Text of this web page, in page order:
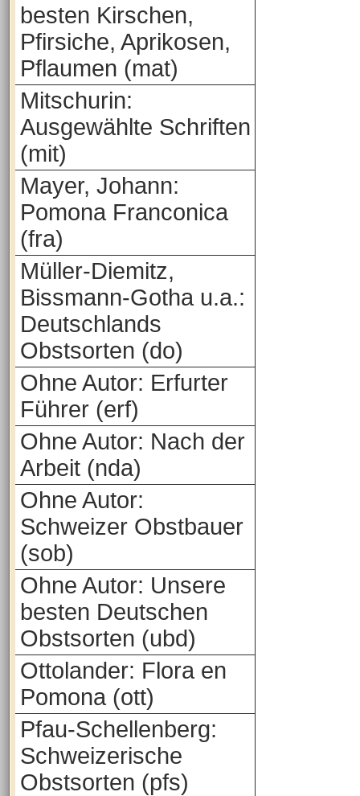
besten Kirschen,
Pfirsiche, Aprikosen,
Pflaumen (mat)
Mitschurin:
Ausgewählte Schriften
(mit)
Mayer, Johann:
Pomona Franconica
(fra)
Müller-Diemitz,
Bissmann-Gotha u.a.:
Deutschlands
Obstsorten (do)
Ohne Autor: Erfurter
Führer (erf)
Ohne Autor: Nach der
Arbeit (nda)
Ohne Autor:
Schweizer Obstbauer
(sob)
Ohne Autor: Unsere
besten Deutschen
Obstsorten (ubd)
Ottolander: Flora en
Pomona (ott)
Pfau-Schellenberg:
Schweizerische
Obstsorten (pfs)